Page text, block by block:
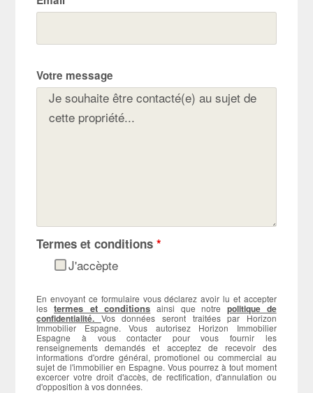
Votre message
Termes et conditions*
J'accèpte
En envoyant ce formulaire vous déclarez avoir lu et accepter
lestermes et conditions ainsi que notre politique de
confidentialité. Vos données seront traitées par Horizon
Immobilier Espagne. Vous autorisez Horizon Immobilier
Espagne à vous contacter pour vous fournir les
renseignements demandés et acceptez de recevoir des
informations d'ordre général, promotionel ou commercial au
sujet de l'immobilier en Espagne. Vous pourrez à tout moment
excercer votre droit d'accès, de rectification, d'annulation ou
d'opposition à vos données.